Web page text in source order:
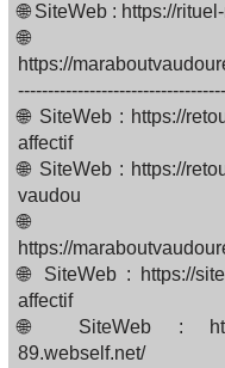
🌐 SiteWeb : https://
🌐
https://
🌐 SiteWeb : https://
affectif
🌐 SiteWeb : https://
vaudou
🌐
https://
🌐 SiteWeb : https://
affectif
🌐 SiteWeb : https://
89.webself.net/